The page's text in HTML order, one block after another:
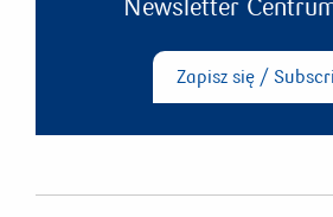
Newsletter
Zapisz się /